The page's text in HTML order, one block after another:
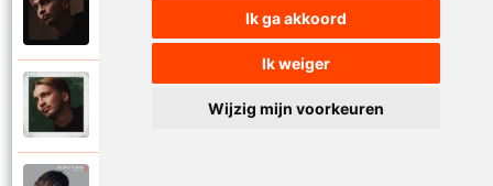
Ik ga akkoord
Ik weiger
Wijzig mijn voorkeuren
Vandaag is van mij